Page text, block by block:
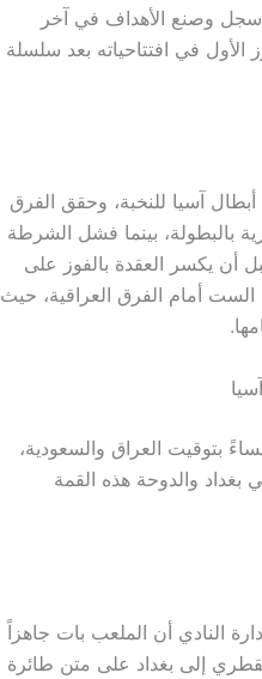
سجل وصنع الأهداف في آخر
في افتتاحياته بعد سلسلة
آسيا للنخبة، وحقق الفرق
بالبطولة، بينما فشل الشرطة
أن يكسر العقدة بالفوز على
الست أمام الفرق العراقية، حيث
المباراة يوم الاثنين 15 سبتمبر 2025 عند الساعة 9:15 مساءً بتوقيت العراق والسعودية،
في بغداد والدوحة هذه القمة
النادي أن الملعب بات جاهزاً
إلى بغداد على متن طائرة